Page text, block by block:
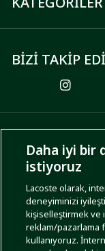
BİZİ TAKİP
ÖDEME SEÇENEKLERİ
KARGO SEÇENEKLERİ
Daha iyi bir
istiyoruz
Lacoste olarak,
deneyiminizi
kişiselleştirmek ve
reklam/pazarlama
kullanıyoruz.